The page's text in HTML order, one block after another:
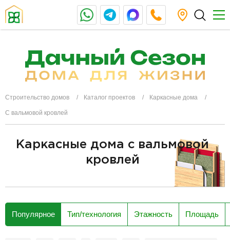
Строительство домов Каталог проектов Каркасные дома
С вальмовой кровлей
Каркасные дома с вальмовой
кровлей
Популярное Тип/технология Этажность Площадь